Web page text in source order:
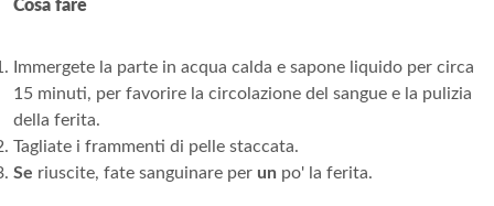
Cosa fare
Immergete la parte in acqua calda e sapone liquido per circa
15 minuti, per favorire la circolazione del sangue e la pulizia
della ferita.
Tagliate i frammenti di pelle staccata.
Se riuscite, fate sanguinare per un po' la ferita.